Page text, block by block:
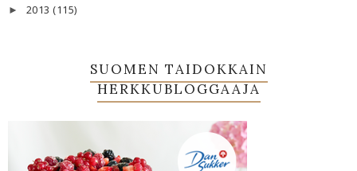
► 2013 (115)
SUOMEN TAIDOKKAIN
HERKKUBLOGGAAJA